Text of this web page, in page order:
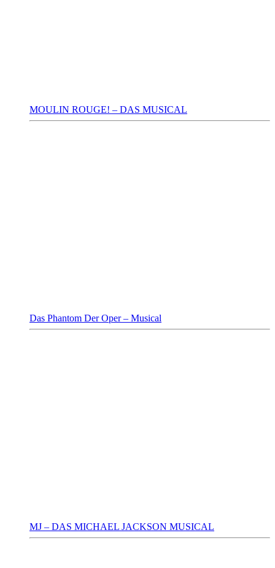
MOULIN ROUGE! – DAS MUSICAL
Das Phantom Der Oper – Musical
MJ – DAS MICHAEL JACKSON MUSICAL